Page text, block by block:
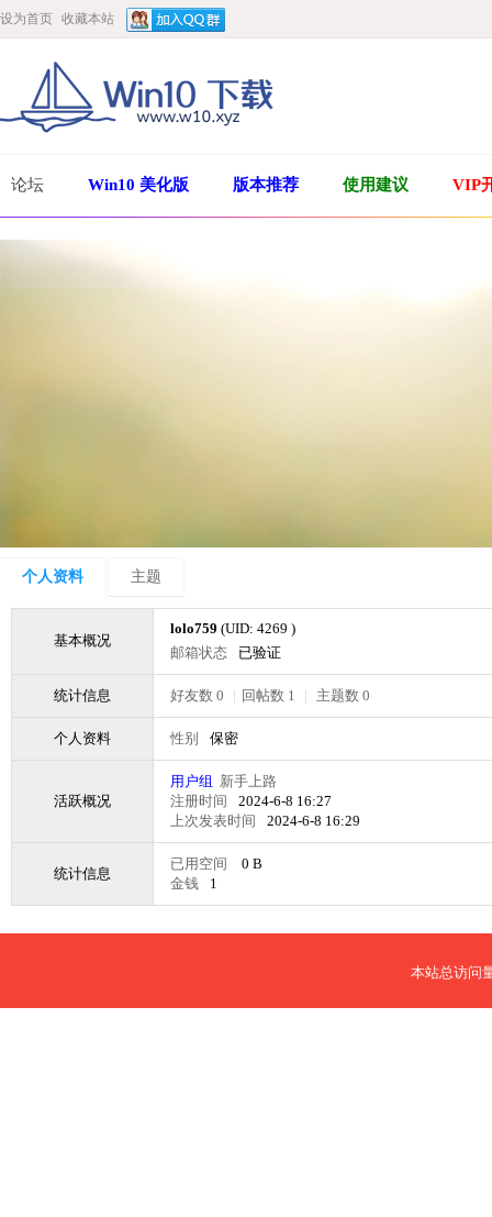
设为首页 收藏本站
论坛 Win10 美化版 版本推荐 使用建议 VIP
个人资料 主题
基本概况
lolo759 (UID: 4269 )
邮箱状态
已验证
统计信息 好友数 0 | 回帖数 1 | 主题数 0
个人资料 性别 保密
活跃概况
用户组 新手上路
注册时间
2024-6-8 16:27
上次发表时间
2024-6-8 16:29
统计信息
已用空间
0 B
金钱
1
本站总访问